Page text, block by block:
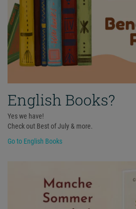
English Books?
Yes we have!
Check out Best of July & more.
Go to English Books